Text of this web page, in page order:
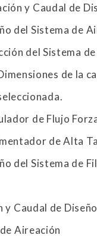
y Caudal de
del Sistema de
del Sistema
de la
de Flujo
de Alta
del Sistema de
y Caudal de Diseño
Aireación